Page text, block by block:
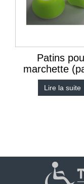
Patins
marchette
Lire la suite